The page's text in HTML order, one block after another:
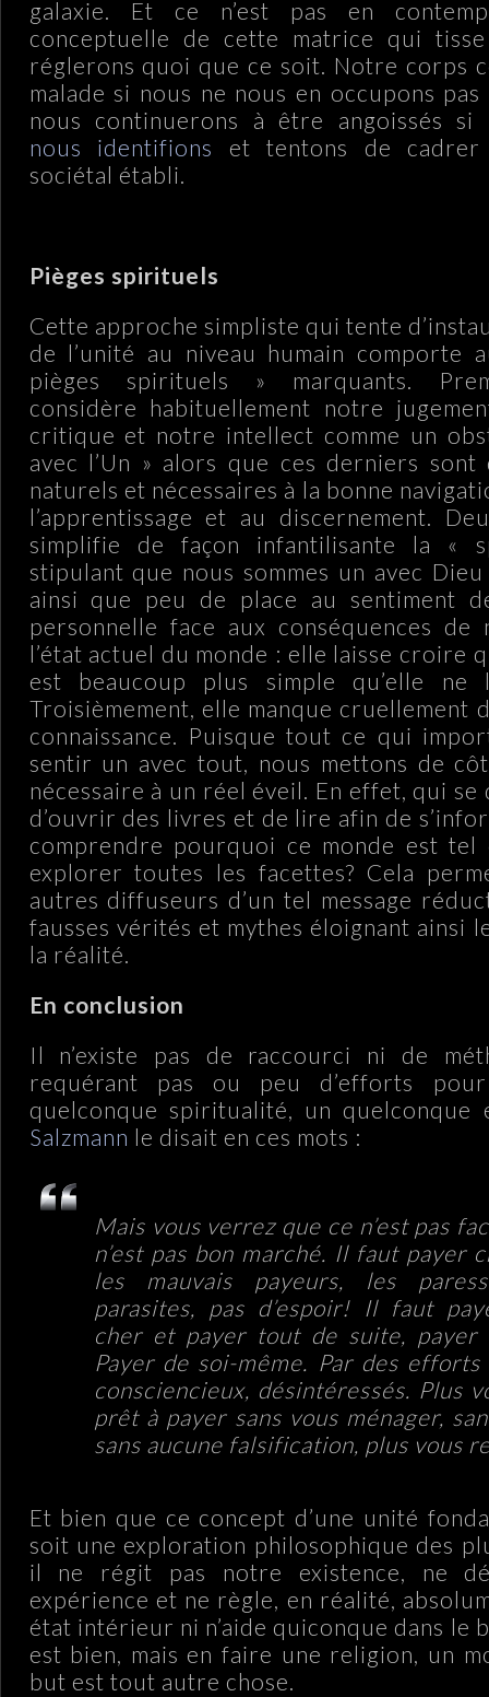
galaxie. Et ce n’est pas en
conceptuelle de cette matrice qui
réglerons quoi que ce soit. Notre corps
malade si nous ne nous en occupons pas
nous continuerons à être angoissés si
nous identifions et tentons de cadrer
sociétal établi.
Pièges spirituels
Cette approche simpliste qui tente
de l’unité au niveau humain comporte
pièges spirituels » marquants.
considère habituellement notre
critique et notre intellect comme un
avec l’Un » alors que ces derniers sont
naturels et nécessaires à la bonne
l’apprentissage et au discernement.
simplifie de façon infantilisante la «
stipulant que nous sommes un avec
ainsi que peu de place au sentiment
personnelle face aux conséquences
l’état actuel du monde : elle laisse croire
est beaucoup plus simple qu’elle ne
Troisièmement, elle manque cruellement
connaissance. Puisque tout ce qui
sentir un avec tout, nous mettons de
nécessaire à un réel éveil. En effet, qui se
d’ouvrir des livres et de lire afin de
comprendre pourquoi ce monde est tel
explorer toutes les facettes? Cela
autres diffuseurs d’un tel message
fausses vérités et mythes éloignant ainsi
la réalité.
En conclusion
Il n’existe pas de raccourci ni de
requérant pas ou peu d’efforts
quelconque spiritualité, un quelconque
Salzmann le disait en ces mots :
Mais vous verrez que ce n’est pas
n’est pas bon marché. Il faut payer
les mauvais payeurs, les
parasites, pas d’espoir! Il faut
cher et payer tout de suite, payer
Payer de soi-même. Par des efforts
consciencieux, désintéressés. Plus
prêt à payer sans vous ménager,
sans aucune falsification, plus vous
Et bien que ce concept d’une unité
soit une exploration philosophique des
il ne régit pas notre existence, ne
expérience et ne règle, en réalité,
état intérieur ni n’aide quiconque dans le
est bien, mais en faire une religion, un
but est tout autre chose.